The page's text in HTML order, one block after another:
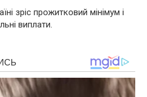
зріс прожитковий мінімум і
виплати.